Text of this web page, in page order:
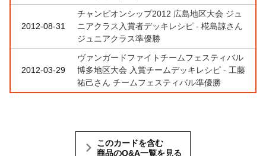
2012-08-31
チャンピオンシップ2012 広島地区大会 ジュ
ニアクラス入賞者デッキレシピ - 椛島諒さん
ジュニアクラス準優勝
2012-03-29
ヴァンガードファイトチームフェスティバル
博多地区大会 入賞チームデッキレシピ - 工藤
祐己さん チームフェスティバル準優勝
このカードを含む
商品のQ&A一覧を見る